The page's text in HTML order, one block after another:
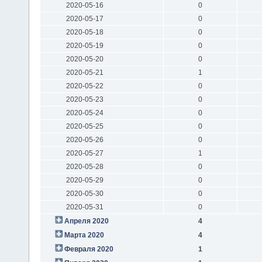
2020-05-16
0
2020-05-17
0
2020-05-18
0
2020-05-19
0
2020-05-20
0
2020-05-21
1
2020-05-22
0
2020-05-23
0
2020-05-24
0
2020-05-25
0
2020-05-26
0
2020-05-27
1
2020-05-28
0
2020-05-29
0
2020-05-30
0
2020-05-31
0
Апреля 2020
4
Марта 2020
4
Февраля 2020
1